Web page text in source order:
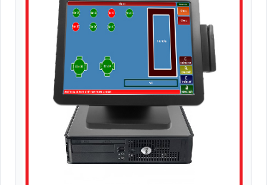
Nhãn Linerless không lót (Eco-friendly)
Nhãn Shipping vận chuyển quốc tế (DHL/UPS/FedEx)
Nhãn y tế dược phẩm (Blood tube, Medicine label)
Nhận dạng sinh trắc học
Phần mềm quản lý